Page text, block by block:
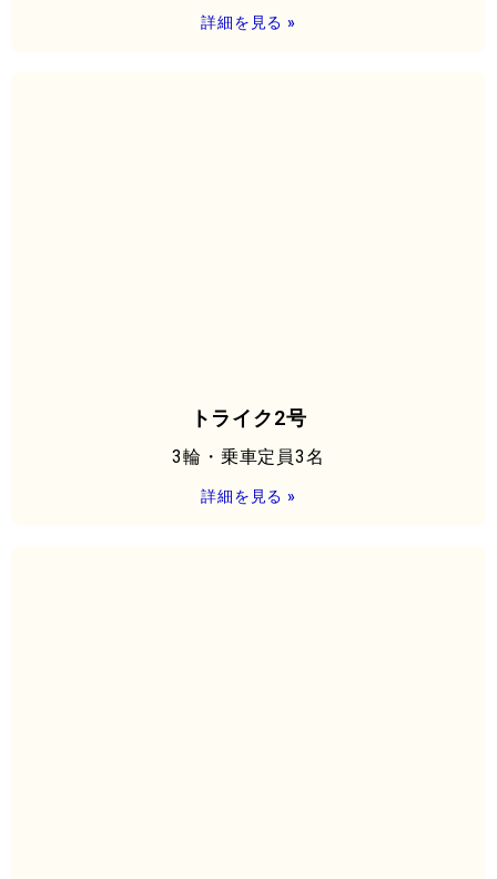
詳細を見る »
トライク2号
3輪・乗車定員3名
詳細を見る »